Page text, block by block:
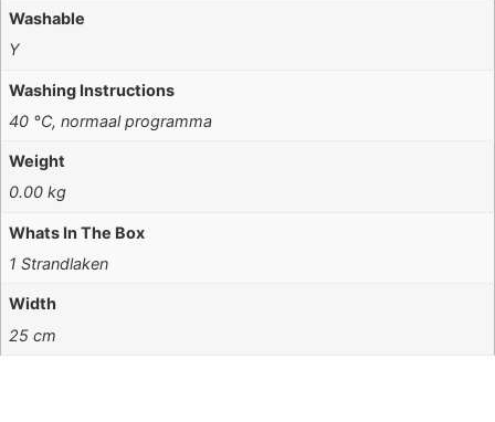
Washable
Y
Washing Instructions
40 °C, normaal programma
Weight
0.00 kg
Whats In The Box
1 Strandlaken
Width
25 cm